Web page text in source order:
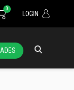
0
LOGIN